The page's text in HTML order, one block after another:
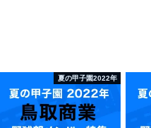
夏の甲子園2022年